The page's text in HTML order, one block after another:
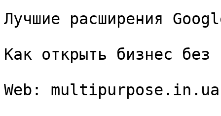
Лучшие расширения
Как открыть бизнес без
Web: multipurpose.in.ua